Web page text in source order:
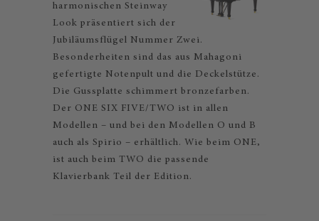
harmonischen Steinway
Look präsentiert sich der
Jubiläumsflügel Nummer Zwei.
Besonderheiten sind das aus Mahagoni
gefertigte Notenpult und die Deckelstütze.
Die Gussplatte schimmert bronzefarben.
Der ONE SIX FIVE/TWO ist in allen
Modellen – und bei den Modellen O und B
auch als Spirio – erhältlich. Wie beim ONE,
ist auch beim TWO die passende
Klavierbank Teil der Edition.